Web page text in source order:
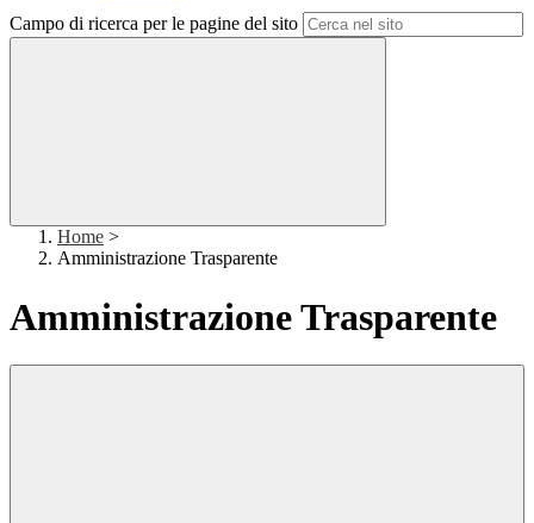
Campo di ricerca per le pagine del sito
Home >
Amministrazione Trasparente
Amministrazione Trasparente